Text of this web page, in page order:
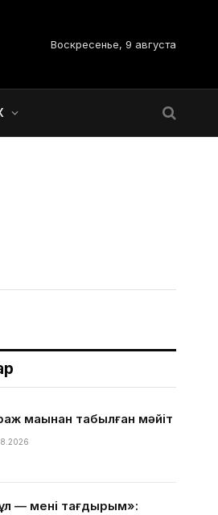
Воскресенье, 9 августа
маңынан табылған мәйіт
— менің тағдырым»: